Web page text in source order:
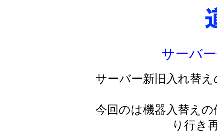
サーバ
サーバー新旧入れ替
今回のは機器入替え
り行き